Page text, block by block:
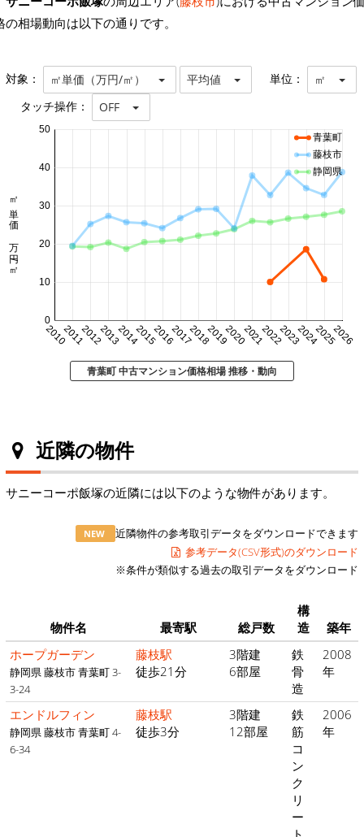
の相場動向は以下の通りです。
対象： ㎡単価（万円/㎡） 平均値 単位： ㎡
タッチ操作： OFF
20102011201220132014201520162017201820192020202120222023202420252026
0
10
20
30
40
50
㎡単価 万円/㎡
青葉町
藤枝市
静岡県
青葉町 中古マンション価格相場 推移・動向
近隣の物件
サニーコーポ飯塚の近隣には以下のような物件があります。
NEW
近隣物件の参考取引データをダウンロードできます
参考データ(CSV形式)のダウンロード
※条件が類似する過去の取引データをダウンロード
物件名 最寄駅 総戸数
構
造
築年
ホープガーデン
静岡県 藤枝市 青葉町 3-
3-24
藤枝駅
徒歩21分
3階建
6部屋
鉄
骨
造
2008
年
エンドルフィン
静岡県 藤枝市 青葉町 4-
6-34
藤枝駅
徒歩3分
3階建
12部屋
鉄
筋
コ
ン
ク
リ
ー
2006
年